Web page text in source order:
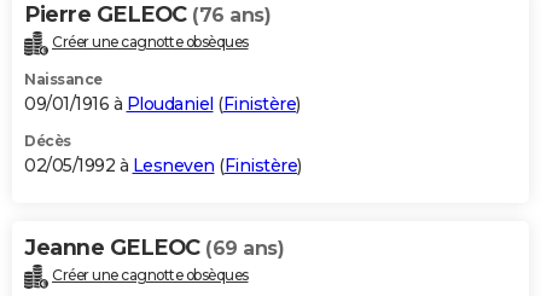
Pierre GELEOC (76 ans)
Créer une cagnotte obsèques
Naissance
09/01/1916 à Ploudaniel (Finistère)
Décès
02/05/1992 à Lesneven (Finistère)
Jeanne GELEOC (69 ans)
Créer une cagnotte obsèques